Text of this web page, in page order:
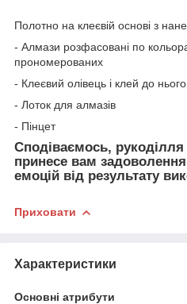
Полотно на клеєвій основі з
- Алмази розфасовані по
прономерованих
- Клеєвий олівець і клей до нього
- Лоток для алмазів
- Пінцет
Сподіваємось,
принесе вам
емоцій від результату
Приховати
Характеристики
Основні атрибути